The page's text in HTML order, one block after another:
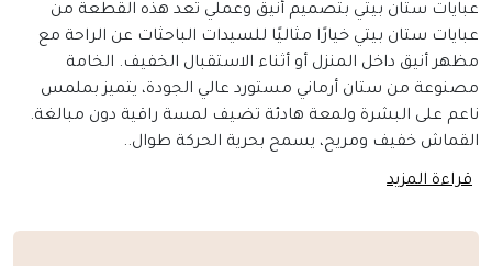
عبايات ستان بيتي بتصميم أنيق وعملي تعد هذه القطعة من
عبايات ستان بيتي خيارًا مثاليًا للسيدات الباحثات عن الراحة مع
مظهر أنيق داخل المنزل أو أثناء الاستقبال الخفيف. الخامة
مصنوعة من ستان أرماني مستورد عالي الجودة، يتميز بملمس
ناعم على البشرة ولمعة هادئة تضيف لمسة راقية دون مبالغة.
القماش خفيف ومريح، يسمح بحرية الحركة طوال..
قراءة المزيد